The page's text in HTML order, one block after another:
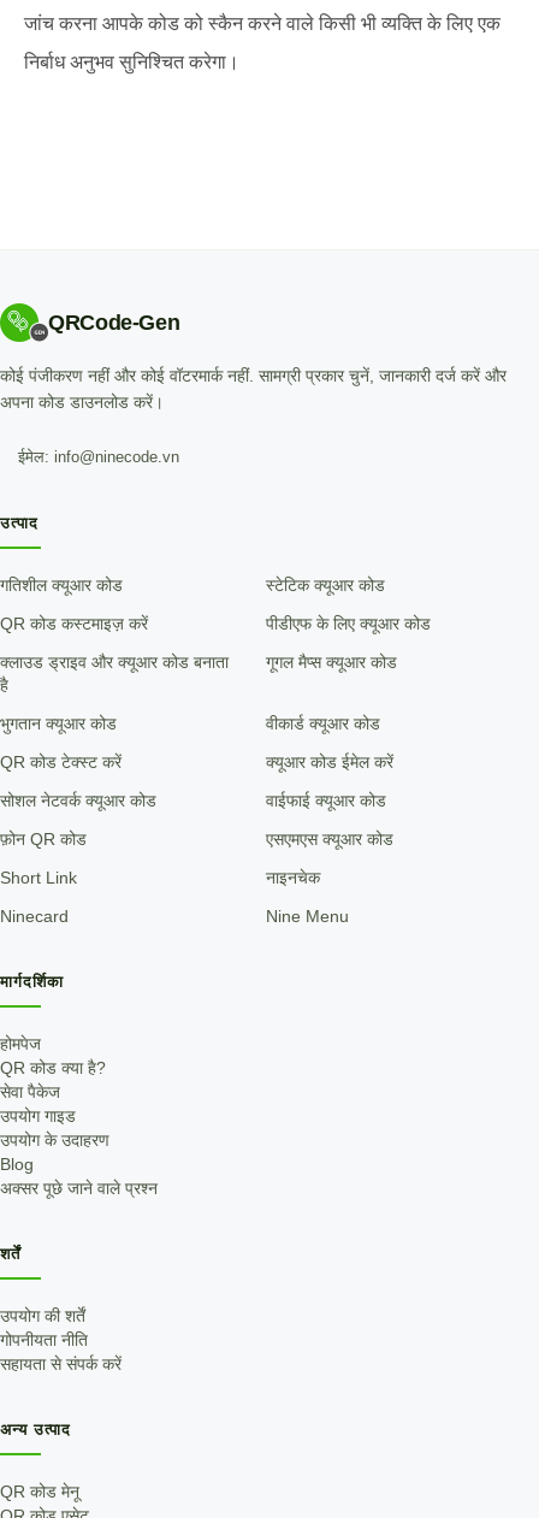
जांच करना आपके कोड को स्कैन करने वाले किसी भी व्यक्ति के लिए एक
निर्बाध अनुभव सुनिश्चित करेगा।
QRCode-Gen
कोई पंजीकरण नहीं और कोई वॉटरमार्क नहीं. सामग्री प्रकार चुनें, जानकारी दर्ज करें और
अपना कोड डाउनलोड करें।
ईमेल: info@ninecode.vn
उत्पाद
गतिशील क्यूआर कोड स्टेटिक क्यूआर कोड
QR कोड कस्टमाइज़ करें पीडीएफ के लिए क्यूआर कोड
क्लाउड ड्राइव और क्यूआर कोड बनाता
है
गूगल मैप्स क्यूआर कोड
भुगतान क्यूआर कोड वीकार्ड क्यूआर कोड
QR कोड टेक्स्ट करें क्यूआर कोड ईमेल करें
सोशल नेटवर्क क्यूआर कोड वाईफाई क्यूआर कोड
फ़ोन QR कोड एसएमएस क्यूआर कोड
Short Link नाइनचेक
Ninecard Nine Menu
मार्गदर्शिका
होमपेज
QR कोड क्या है?
सेवा पैकेज
उपयोग गाइड
उपयोग के उदाहरण
Blog
अक्सर पूछे जाने वाले प्रश्न
शर्तें
उपयोग की शर्तें
गोपनीयता नीति
सहायता से संपर्क करें
अन्य उत्पाद
QR कोड मेनू